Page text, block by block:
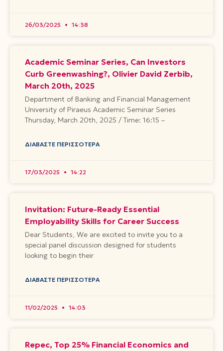
26/03/2025 14:38
Academic Seminar Series, Can Investors
Curb Greenwashing?, Olivier David Zerbib,
March 20th, 2025
Department of Banking and Financial Management
University of Piraeus Academic Seminar Series
Thursday, March 20th, 2025 / Time: 16:15 –
ΔΙΑΒΆΣΤΕ ΠΕΡΙΣΣΌΤΕΡΑ
17/03/2025 14:22
Invitation: Future-Ready Essential
Employability Skills for Career Success
Dear Students, We are excited to invite you to a
special panel discussion designed for students
looking to begin their
ΔΙΑΒΆΣΤΕ ΠΕΡΙΣΣΌΤΕΡΑ
11/02/2025 14:03
Repec, Top 25% Financial Economics and